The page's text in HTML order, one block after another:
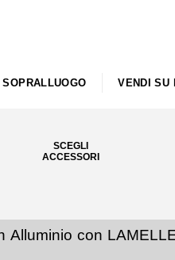
SOPRALLUOGO VENDI SU
SCEGLI
ACCESSORI
Alluminio con